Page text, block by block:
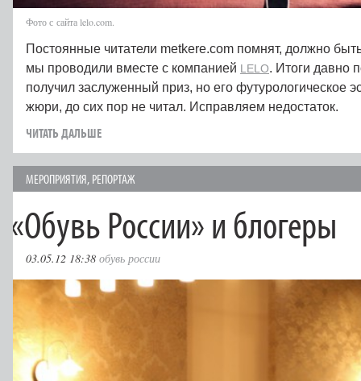
Фото с сайта lelo.com.
Постоянные читатели metkere.com помнят, должно
мы проводили вместе с компанией LELO. Итоги давно
получил заслуженный приз, но его футурологическое
жюри, до сих пор не читал. Исправляем недостаток.
ЧИТАТЬ ДАЛЬШЕ
МЕРОПРИЯТИЯ, РЕПОРТАЖ
«Обувь России» и блогеры
03.05.12 18:38 обувь россии